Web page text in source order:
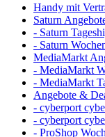
Handy mit
Saturn
- Saturn
- Saturn
MediaMarkt
- MediaMarkt
- MediaMarkt
Angebote &
- cyberport
- cyberport
- ProShop